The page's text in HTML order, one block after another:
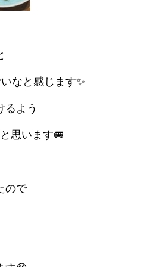
なと感じます✨
るよう
思います🚐
ので